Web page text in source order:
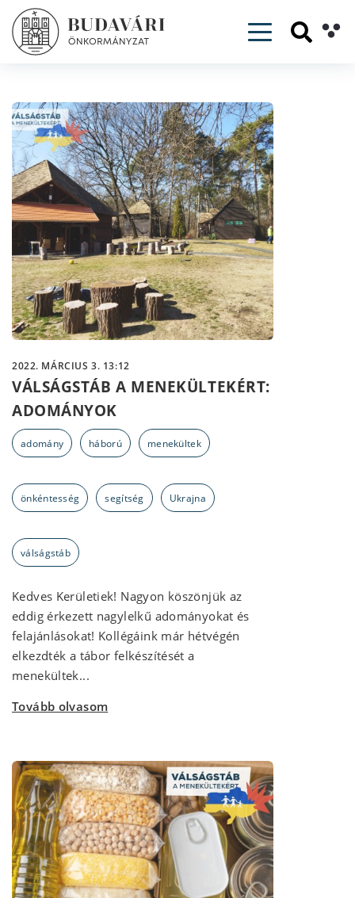
Toggle
2022. MÁRCIUS 3. 13:12
VÁLSÁGSTÁB A MENEKÜLTEKÉRT:
ADOMÁNYOK
adomány háború menekültek
önkéntesség segítség Ukrajna
válságstáb
Kedves Kerületiek! Nagyon köszönjük az
eddig érkezett nagylelkű adományokat és
felajánlásokat! Kollégáink már hétvégén
elkezdték a tábor felkészítését a
menekültek...
Tovább olvasom